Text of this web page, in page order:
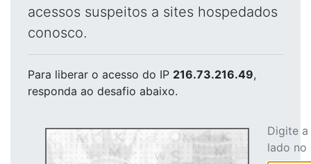
acessos suspeitos a sites hospedados
conosco.
Para liberar o acesso do IP 216.73.216.49,
responda ao desafio abaixo.
Digite
lado no